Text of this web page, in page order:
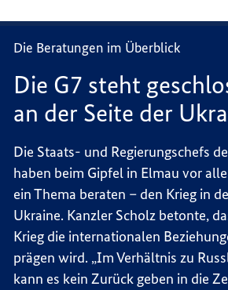
Die
G7
steht geschlossen
der
Seite
der
Ukraine
Die Beratungen im Überblick
Die G7 steht
an der Seite der
Die Staats- und Regierungschefs
haben beim Gipfel in Elmau vor
ein Thema beraten – den Krieg in
Ukraine. Kanzler Scholz betonte,
Krieg die internationalen
prägen wird. „Im Verhältnis zu
kann es kein Zurück geben in die